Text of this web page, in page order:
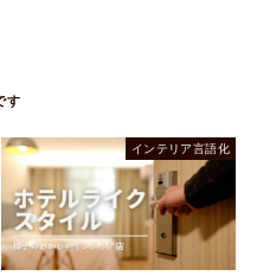
インテリア言語化